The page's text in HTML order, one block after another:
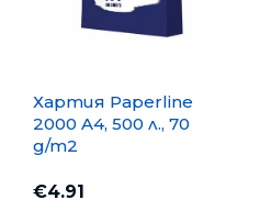
Хартия Paperline
2000 A4, 500 л., 70
g/m2
€4.91